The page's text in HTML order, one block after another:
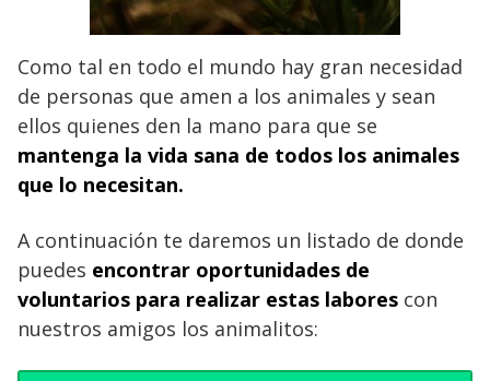
Como tal en todo el mundo hay gran necesidad
de personas que amen a los animales y sean
ellos quienes den la mano para que se
mantenga la vida sana de todos los animales
que lo necesitan.
A continuación te daremos un listado de donde
puedes encontrar oportunidades de
voluntarios para realizar estas labores con
nuestros amigos los animalitos: